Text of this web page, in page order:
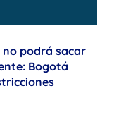
no podrá sacar
Bogotá